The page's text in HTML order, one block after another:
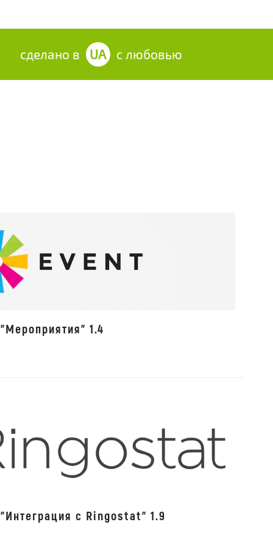
сделано в UA с любовью
1.4
с Ringostat" 1.9